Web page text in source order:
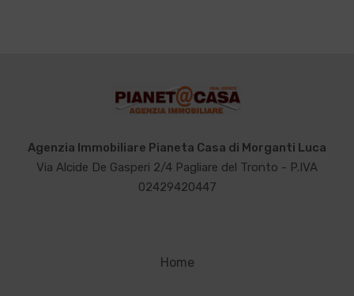
Agenzia Immobiliare Pianeta Casa di Morganti Luca
Via Alcide De Gasperi 2/4 Pagliare del Tronto - P.IVA
02429420447
Home